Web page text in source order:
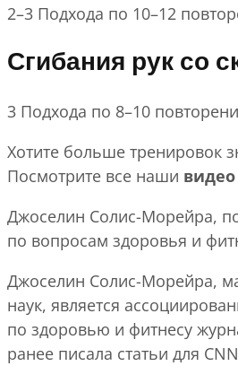
2–3 Подхода по 10–12
Сгибания рук со
3 Подхода по 8–10
Хотите больше тренировок
Посмотрите все наши
Джоселин Солис-Морейра,
по вопросам здоровья и
Джоселин Солис-Морейра,
наук, является
по здоровью и фитнесу
ранее писала статьи для